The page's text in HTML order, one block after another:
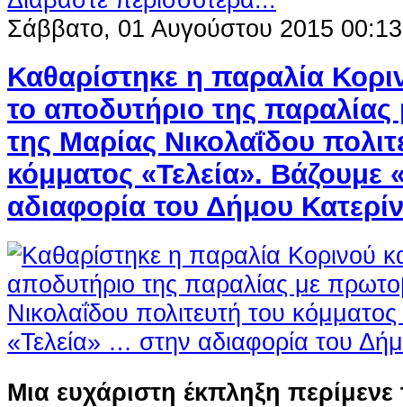
Σάββατο, 01 Αυγούστου 2015 00:13
Καθαρίστηκε η παραλία
το αποδυτήριο της
της Μαρίας Νικολαΐδου
κόμματος «Τελεία». Βάζουμε
αδιαφορία του Δήμου
Μια ευχάριστη έκπληξη